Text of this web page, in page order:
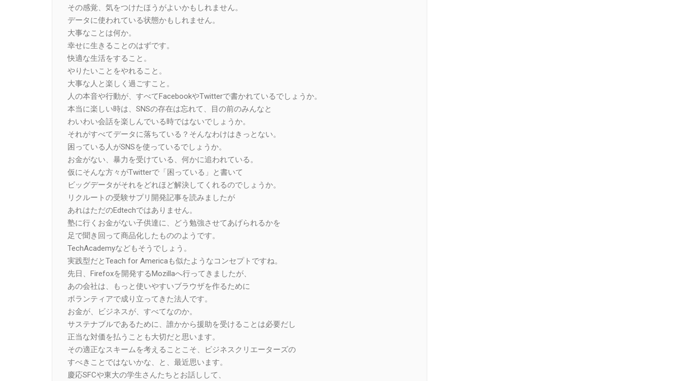
その感覚、気をつけたほうがよいかもしれません。
データに使われている状態かもしれません。
大事なことは何か。
幸せに生きることのはずです。
快適な生活をすること。
やりたいことをやれること。
大事な人と楽しく過ごすこと。
人の本音や行動が、すべてFacebookやTwitterで書かれているでしょうか。
本当に楽しい時は、SNSの存在は忘れて、目の前のみんなと
わいわい会話を楽しんでいる時ではないでしょうか。
それがすべてデータに落ちている？そんなわけはきっとない。
困っている人がSNSを使っているでしょうか。
お金がない、暴力を受けている、何かに追われている。
仮にそんな方々がTwitterで「困っている」と書いて
ビッグデータがそれをどれほど解決してくれるのでしょうか。
リクルートの受験サプリ開発記事を読みましたが
あれはただのEdtechではありません。
塾に行くお金がない子供達に、どう勉強させてあげられるかを
足で聞き回って商品化したもののようです。
TechAcademyなどもそうでしょう。
実践型だとTeach for Americaも似たようなコンセプトですね。
先日、Firefoxを開発するMozillaへ行ってきましたが、
あの会社は、もっと使いやすいブラウザを作るために
ボランティアで成り立ってきた法人です。
お金が、ビジネスが、すべてなのか。
サステナブルであるために、誰かから援助を受けることは必要だし
正当な対価を払うことも大切だと思います。
その適正なスキームを考えることこそ、ビジネスクリエーターズの
すべきことではないかな、と、最近思います。
慶応SFCや東大の学生さんたちとお話しして、